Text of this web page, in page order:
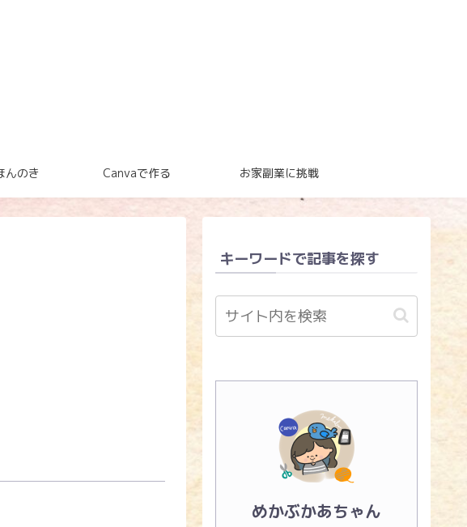
んのき Canvaで作る お家副業に挑戦
キーワードで記事を探す
めかぶかあちゃん